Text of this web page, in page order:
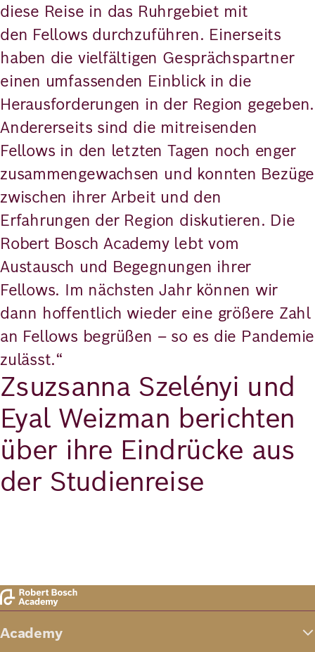
diese Reise in das Ruhrgebiet mit
den Fellows durchzuführen. Einerseits
haben die vielfältigen Gesprächspartner
einen umfassenden Einblick in die
Herausforderungen in der Region gegeben.
Andererseits sind die mitreisenden
Fellows in den letzten Tagen noch enger
zusammengewachsen und konnten Bezüge
zwischen ihrer Arbeit und den
Erfahrungen der Region diskutieren. Die
Robert Bosch Academy lebt vom
Austausch und Begegnungen ihrer
Fellows. Im nächsten Jahr können wir
dann hoffentlich wieder eine größere Zahl
an Fellows begrüßen – so es die Pandemie
zulässt.“
Zsuzsanna Szelényi und
Eyal Weizman berichten
über ihre Eindrücke aus
der Studienreise
Academy